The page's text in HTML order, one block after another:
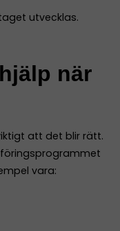
utvecklas.
när
att det blir rätt.
vara: